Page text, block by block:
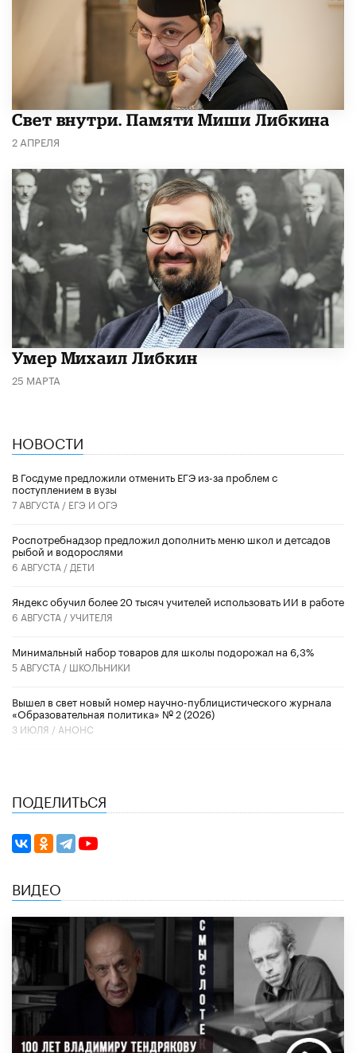
​Свет внутри. Памяти Миши Либкина
2 АПРЕЛЯ
​Умер Михаил Либкин
25 МАРТА
НОВОСТИ
В Госдуме предложили отменить ЕГЭ из-за проблем с
поступлением в вузы
7 АВГУСТА / ЕГЭ И ОГЭ
Роспотребнадзор предложил дополнить меню школ и детсадов
рыбой и водорослями
6 АВГУСТА / ДЕТИ
​Яндекс обучил более 20 тысяч учителей использовать ИИ в работе
6 АВГУСТА /УЧИТЕЛЯ
Минимальный набор товаров для школы подорожал на 6,3%
5 АВГУСТА / ШКОЛЬНИКИ
Вышел в свет новый номер научно-публицистического журнала
«Образовательная политика» № 2 (2026)
3 ИЮЛЯ / АНОНС
ПОДЕЛИТЬСЯ
ВИДЕО